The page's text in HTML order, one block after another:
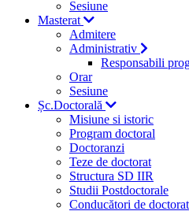
Sesiune
Masterat
Admitere
Administrativ
Responsabili
Orar
Sesiune
Șc.Doctorală
Misiune si istoric
Program doctoral
Doctoranzi
Teze de doctorat
Structura SD IIR
Studii Postdoctorale
Conducători de doctorat